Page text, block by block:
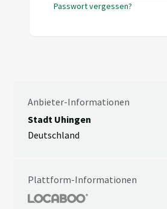
Passwort vergessen?
Anbieter-Informationen
Stadt Uhingen
Deutschland
Plattform-Informationen